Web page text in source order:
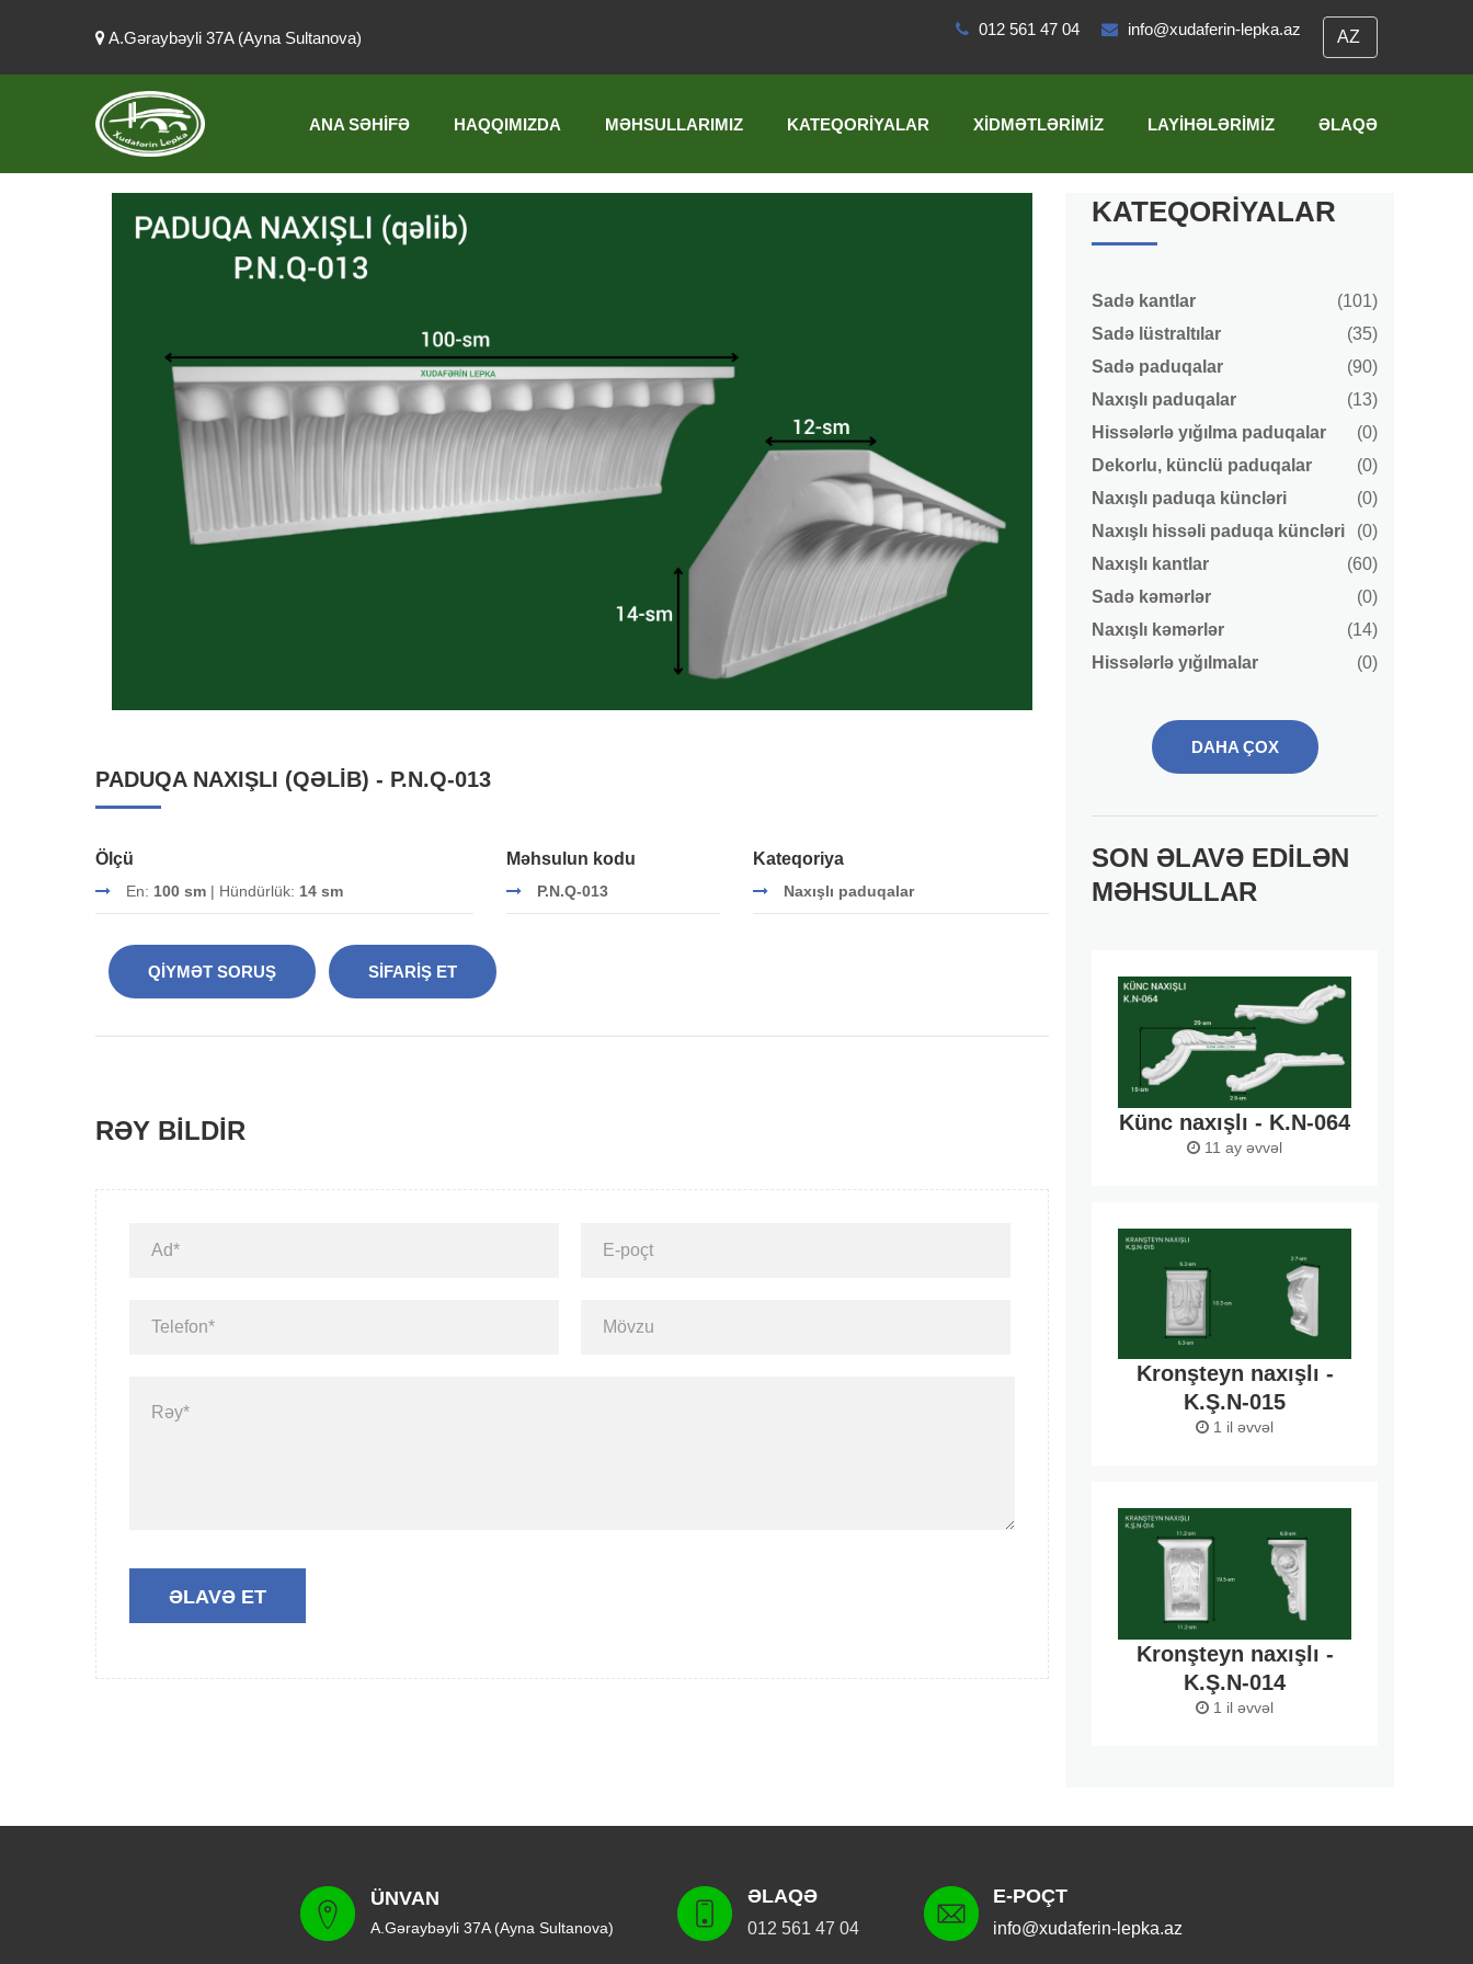
A.Gəraybəyli 37A (Ayna Sultanova) 012 561 47 04 info@xudaferin-lepka.az
ANA SƏHIFƏ HAQQIMIZDA MƏHSULLARIMIZ KATEQORIYALAR XIDMƏTLƏRIMIZ LAYIHƏLƏRIMIZ ƏLAQƏ
PADUQA NAXIŞLI (QƏLIB) - P.N.Q-013
Ölçü
En: 100 sm | Hündürlük: 14 sm
Məhsulun kodu
P.N.Q-013
Kateqoriya
Naxışlı paduqalar
QIYMƏT SORUŞ SIFARIŞ ET
RƏY BILDIR
KATEQORIYALAR
Sadə kantlar
(101)
Sadə lüstraltılar
(35)
Sadə paduqalar
(90)
Naxışlı paduqalar
(13)
Hissələrlə yığılma paduqalar
(0)
Dekorlu, künclü paduqalar
(0)
Naxışlı paduqa küncləri
(0)
Naxışlı hissəli paduqa küncləri
(0)
Naxışlı kantlar
(60)
Sadə kəmərlər
(0)
Naxışlı kəmərlər
(14)
Hissələrlə yığılmalar
(0)
DAHA ÇOX
SON ƏLAVƏ EDILƏN
MƏHSULLAR
Künc naxışlı - K.N-064
11 ay əvvəl
Kronşteyn naxışlı -
K.Ş.N-015
1 il əvvəl
Kronşteyn naxışlı -
K.Ş.N-014
1 il əvvəl
ÜNVAN
A.Gəraybəyli 37A (Ayna Sultanova)
ƏLAQƏ
012 561 47 04
E-POÇT
info@xudaferin-lepka.az